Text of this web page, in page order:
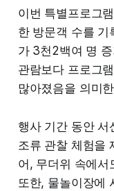
이번 특별프로그
한 방문객 수를
가 3천2백여 명
관람보다 프로그
많아졌음을 의미
행사 기간 동안 서
조류 관찰 체험을
어, 무더위 속에서
또한, 물놀이장에